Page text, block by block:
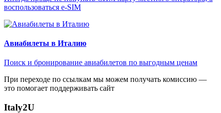
воспользоваться e-SIM
Авиабилеты в Италию
Поиск и бронирование авиабилетов по выгодным ценам
При переходе по ссылкам мы можем получать комиссию —
это помогает поддерживать сайт
Italy2U